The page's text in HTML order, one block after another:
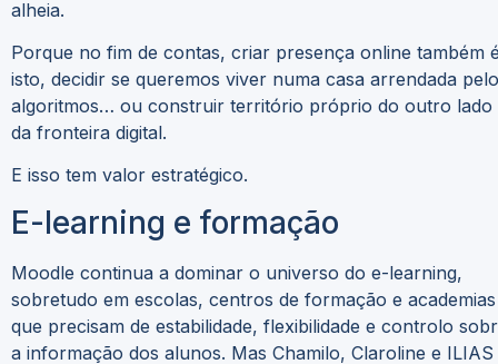
alheia.
Porque no fim de contas, criar presença online também
isto, decidir se queremos viver numa casa arrendada
algoritmos… ou construir território próprio do outro lado
da fronteira digital.
E isso tem valor estratégico.
E-learning e formação
Moodle continua a dominar o universo do e-learning,
sobretudo em escolas, centros de formação e academias
que precisam de estabilidade, flexibilidade e controlo
a informação dos alunos. Mas Chamilo, Claroline e ILIAS